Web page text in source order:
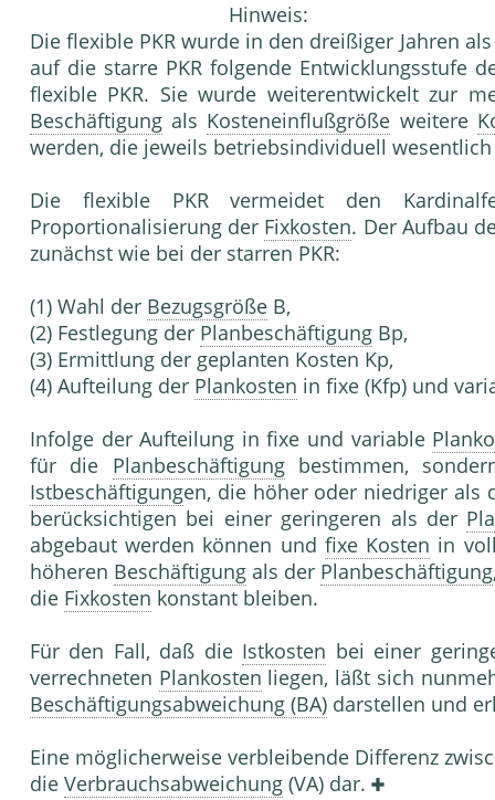
Hinweis:
Die flexible PKR wurde in den dreißiger Jahren
auf die starre PKR folgende Entwicklungsstufe
flexible PKR. Sie wurde weiterentwickelt zur
Beschäftigung als Kosteneinflußgröße weitere
werden, die jeweils betriebsindividuell
Die flexible PKR vermeidet den
Proportionalisierung der Fixkosten. Der Aufbau
zunächst wie bei der starren PKR:
(1) Wahl der Bezugsgröße B,
(2) Festlegung der Planbeschäftigung Bp,
(3) Ermittlung der geplanten Kosten Kp,
(4) Aufteilung der Plankosten in fixe (Kfp) und
Infolge der Aufteilung in fixe und variable
für die Planbeschäftigungbestimmen,
Istbeschäftigungen, die höher oder niedriger als
berücksichtigen bei einer geringeren als der
abgebaut werden können und fixe Kosten in
höheren Beschäftigung als der Planbeschäftigung
die Fixkosten konstant bleiben.
Für den Fall, daß die Istkosten bei einer
verrechneten Plankosten liegen, läßt sich
Beschäftigungsabweichung (BA) darstellen und
Eine möglicherweise verbleibende Differenz
die Verbrauchsabweichung (VA) dar.